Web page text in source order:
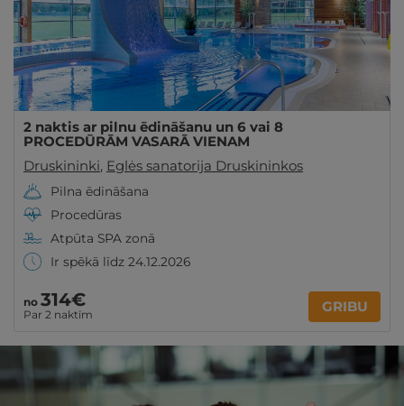
2 naktis ar pilnu ēdināšanu un 6 vai 8
PROCEDŪRĀM VASARĀ VIENAM
Druskininki, Eglės sanatorija Druskininkos
Pilna ēdināšana
Procedūras
Atpūta SPA zonā
Ir spēkā līdz 24.12.2026
no 314€
Par 2 naktīm GRIBU